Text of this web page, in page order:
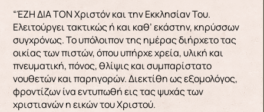
“ΈΖΗ ΔΙΑ ΤΟΝ Χριστόν και την Εκκλησίαν Του.
Ελειτούργει τακτικώς ή και καθ’ εκάστην, κηρύσσων
συγχρόνως. Το υπόλοιπον της ημέρας διήρχετο τας
οικίας των πιστών, όπου υπήρχε χρεία, υλική και
πνευματική, πόνος, θλίψις και συμπαρίστατο
νουθετών και παρηγορών. Διεκτίθη ως εξομολόγος,
φροντίζων ίνα εντυπωθή εις τας ψυχάς των
χριστιανών η εικών του Χριστού.